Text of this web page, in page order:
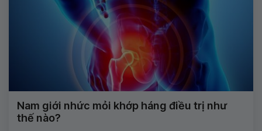
Nam giới nhức mỏi khớp háng điều trị như
thế nào?